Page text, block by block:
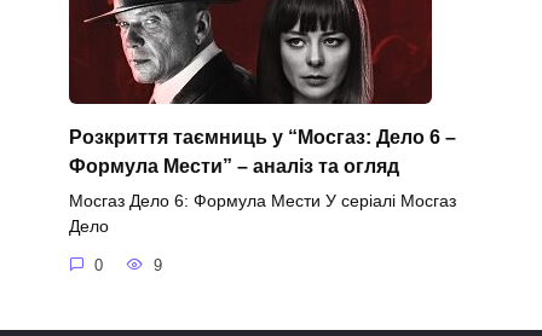
Розкриття таємниць у “Мосгаз: Дело 6 –
Формула Мести” – аналіз та огляд
Мосгаз Дело 6: Формула Мести У серіалі Мосгаз
Дело
0 9